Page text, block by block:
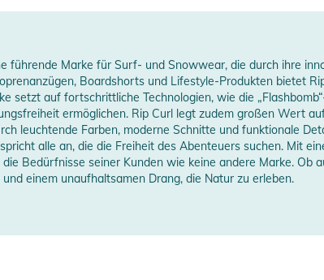
finden Sie direkt am Produkt.
Women
Herstellerangaben anzeigen
führende Marke für Surf- und Snowwear, die durch ihre
Boardshorts und Lifestyle-Produkten bietet
setzt auf fortschrittliche Technologien, wie die
ermöglichen. Rip Curl legt zudem großen Wert
leuchtende Farben, moderne Schnitte und funktionale
alle an, die die Freiheit des Abenteuers suchen. Mit
Bedürfnisse seiner Kunden wie keine andere Marke. Ob
einem unaufhaltsamen Drang, die Natur zu erleben.